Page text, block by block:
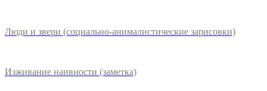
Люди и звери (социально-анималистические зарисовки)
Изживание наивности (заметка)